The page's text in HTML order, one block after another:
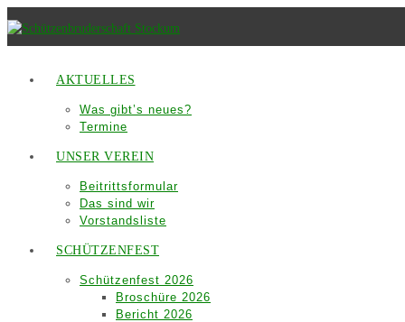
Inhalt
springen
AKTUELLES
Was gibt’s neues?
Termine
UNSER VEREIN
Beitrittsformular
Das sind wir
Vorstandsliste
SCHÜTZENFEST
Schützenfest 2026
Broschüre 2026
Bericht 2026